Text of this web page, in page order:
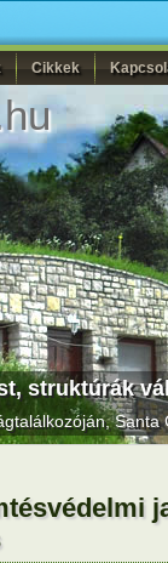
Cikkek
struktúrák
, Santa